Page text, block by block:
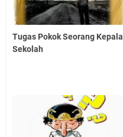
Tugas Pokok Seorang Kepala
Sekolah